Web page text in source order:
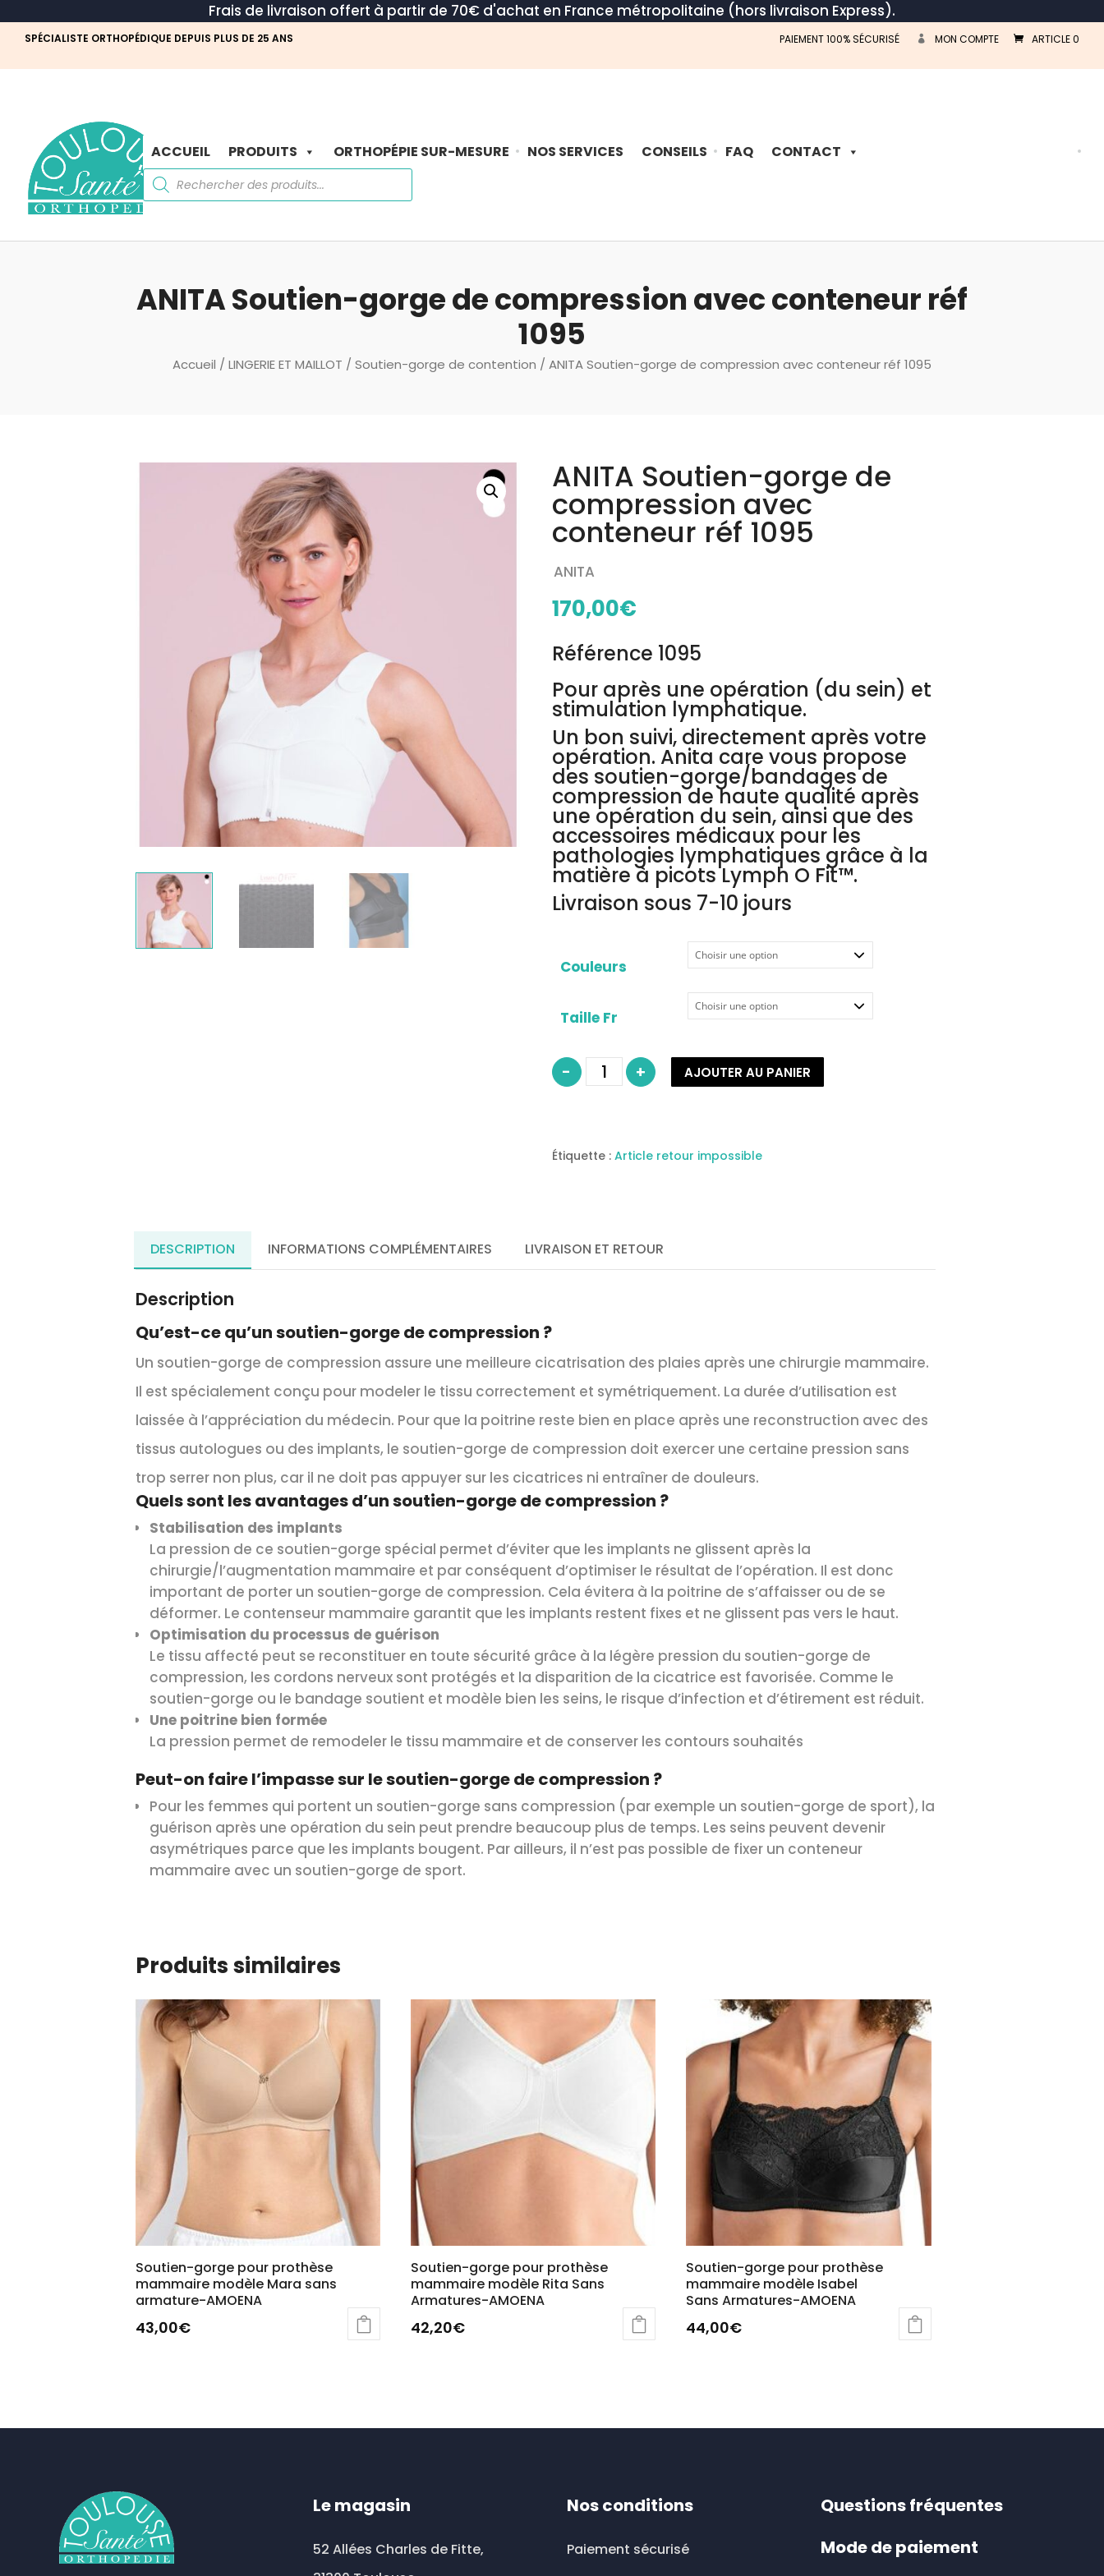
Frais de livraison offert à partir de 70€ d'achat en France métropolitaine (hors livraison Express).
SPÉCIALISTE ORTHOPÉDIQUE DEPUIS PLUS DE 25 ANS PAIEMENT 100% SÉCURISÉ MON COMPTE ARTICLE 0
ACCUEIL PRODUITS ORTHOPÉPIE SUR-MESURE NOS SERVICES CONSEILS FAQ CONTACT
Recherche
de
produits
Recherche
ANITA Soutien-gorge de compression avec conteneur réf
1095
Accueil / LINGERIE ET MAILLOT / Soutien-gorge de contention / ANITA Soutien-gorge de compression avec conteneur réf 1095
ANITA Soutien-gorge de
compression avec
conteneur réf 1095
ANITA
170,00€
Référence 1095
Pour après une opération (du sein) et
stimulation lymphatique.
Un bon suivi, directement après votre
opération. Anita care vous propose
des soutien-gorge/bandages de
compression de haute qualité après
une opération du sein, ainsi que des
accessoires médicaux pour les
pathologies lymphatiques grâce à la
matière à picots Lymph O Fit™.
Livraison sous 7-10 jours
Couleurs
Taille Fr
- quantité
ANITA
compression
avec
+ AJOUTER AU PANIER
Étiquette : Article retour impossible
DESCRIPTION INFORMATIONS COMPLÉMENTAIRES LIVRAISON ET RETOUR
Description
Qu’est-ce qu’un soutien-gorge de compression ?
Un soutien-gorge de compression assure une meilleure cicatrisation des plaies après une chirurgie mammaire.
Il est spécialement conçu pour modeler le tissu correctement et symétriquement. La durée d’utilisation est
laissée à l’appréciation du médecin. Pour que la poitrine reste bien en place après une reconstruction avec des
tissus autologues ou des implants, le soutien-gorge de compression doit exercer une certaine pression sans
trop serrer non plus, car il ne doit pas appuyer sur les cicatrices ni entraîner de douleurs.
Quels sont les avantages d’un soutien-gorge de compression ?
Stabilisation des implants
La pression de ce soutien-gorge spécial permet d’éviter que les implants ne glissent après la
chirurgie/l’augmentation mammaire et par conséquent d’optimiser le résultat de l’opération. Il est donc
important de porter un soutien-gorge de compression. Cela évitera à la poitrine de s’affaisser ou de se
déformer. Le contenseur mammaire garantit que les implants restent fixes et ne glissent pas vers le haut.
Optimisation du processus de guérison
Le tissu affecté peut se reconstituer en toute sécurité grâce à la légère pression du soutien-gorge de
compression, les cordons nerveux sont protégés et la disparition de la cicatrice est favorisée. Comme le
soutien-gorge ou le bandage soutient et modèle bien les seins, le risque d’infection et d’étirement est réduit.
Une poitrine bien formée
La pression permet de remodeler le tissu mammaire et de conserver les contours souhaités
Peut-on faire l’impasse sur le soutien-gorge de compression ?
Pour les femmes qui portent un soutien-gorge sans compression (par exemple un soutien-gorge de sport), la
guérison après une opération du sein peut prendre beaucoup plus de temps. Les seins peuvent devenir
asymétriques parce que les implants bougent. Par ailleurs, il n’est pas possible de fixer un conteneur
mammaire avec un soutien-gorge de sport.
Produits similaires
Soutien-gorge pour prothèse
mammaire modèle Mara sans
armature-AMOENA
43,00€
options
peuvent
être
choisies
Soutien-gorge pour prothèse
mammaire modèle Rita Sans
Armatures-AMOENA
42,20€
Soutien-gorge pour prothèse
mammaire modèle Isabel
Sans Armatures-AMOENA
44,00€
peuvent
choisies
Le magasin
52 Allées Charles de Fitte,
Nos conditions
Paiement sécurisé
Questions fréquentes
Mode de paiement